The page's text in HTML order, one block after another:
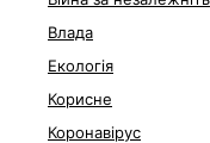
Влада
Екологія
Корисне
Коронавірус